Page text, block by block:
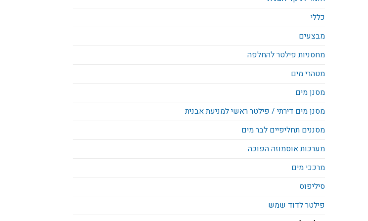
כללי
מבצעים
מחסניות פילטר להחלפה
מטהרי מים
מסנן מים
מסנן מים דירתי / פילטר ראשי למניעת אבנית
מסננים תחליפיים לבר מים
מערכות אוסמוזה הפוכה
מרככי מים
סיליפוס
פילטר לדוד שמש